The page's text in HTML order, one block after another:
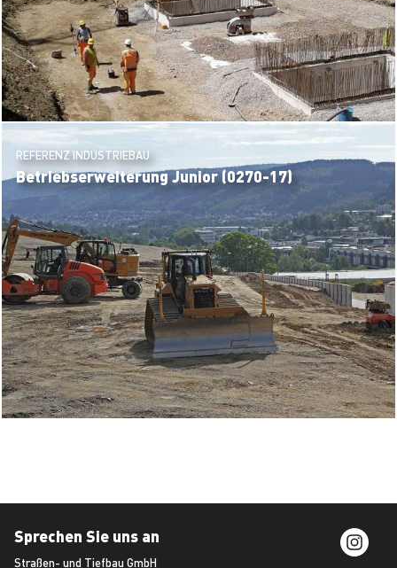
REFERENZ INDUSTRIEBAU
Betriebserweiterung Junior (0270-17)
Sprechen Sie uns an
Straßen- und Tiefbau GmbH